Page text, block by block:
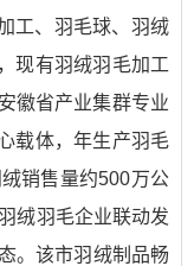
工、羽毛球、羽绒
现有羽绒羽毛加工
徽省产业集群专业
载体，年生产羽毛
销售量约500万公
绒羽毛企业联动发
。该市羽绒制品畅